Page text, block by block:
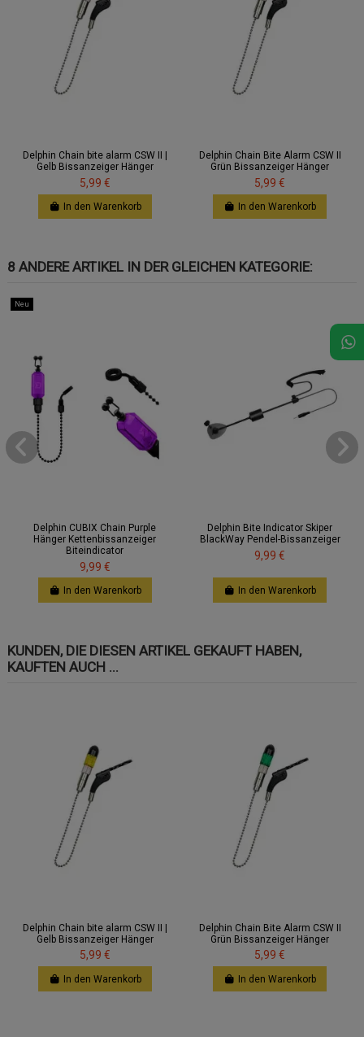
Delphin Chain bite alarm CSW II |
Gelb Bissanzeiger Hänger
5,99 €
In den Warenkorb
Delphin Chain Bite Alarm CSW II
Grün Bissanzeiger Hänger
5,99 €
In den Warenkorb
8 ANDERE ARTIKEL IN DER GLEICHEN KATEGORIE:
Neu
Delphin CUBIX Chain Purple
Hänger Kettenbissanzeiger
Biteindicator
9,99 €
In den Warenkorb
Delphin Bite Indicator Skiper
BlackWay Pendel-Bissanzeiger
9,99 €
In den Warenkorb
KUNDEN, DIE DIESEN ARTIKEL GEKAUFT HABEN,
KAUFTEN AUCH ...
Delphin Chain bite alarm CSW II |
Gelb Bissanzeiger Hänger
5,99 €
In den Warenkorb
Delphin Chain Bite Alarm CSW II
Grün Bissanzeiger Hänger
5,99 €
In den Warenkorb